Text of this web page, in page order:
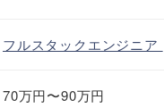
フルスタックエンジニア
70万円〜90万円